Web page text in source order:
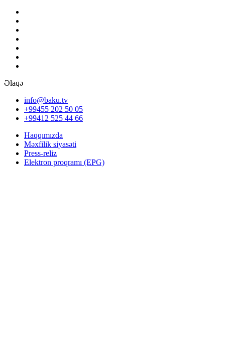
Əlaqə
info@baku.tv
+99455 202 50 05
+99412 525 44 66
Haqqımızda
Məxfilik siyasəti
Press-reliz
Elektron proqramı (EPG)